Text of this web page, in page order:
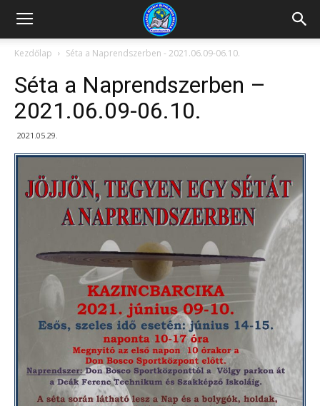
Kazincbarcikai
Pollack
Mihály
Általános
Kezdőlap Séta a Naprendszerben - 2021.06.09-06.10.
Séta a Naprendszerben –
2021.06.09-06.10.
2021.05.29.